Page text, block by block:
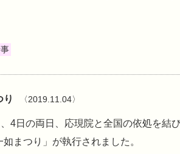
り 〈2019.11.04〉
4日の両日、応現院と全国の依処を結
如まつり」が執行されました。